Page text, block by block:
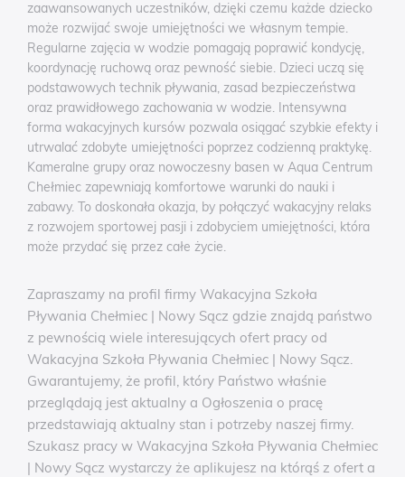
zaawansowanych uczestników, dzięki czemu każde dziecko
może rozwijać swoje umiejętności we własnym tempie.
Regularne zajęcia w wodzie pomagają poprawić kondycję,
koordynację ruchową oraz pewność siebie. Dzieci uczą się
podstawowych technik pływania, zasad bezpieczeństwa
oraz prawidłowego zachowania w wodzie. Intensywna
forma wakacyjnych kursów pozwala osiągać szybkie efekty i
utrwalać zdobyte umiejętności poprzez codzienną praktykę.
Kameralne grupy oraz nowoczesny basen w Aqua Centrum
Chełmiec zapewniają komfortowe warunki do nauki i
zabawy. To doskonała okazja, by połączyć wakacyjny relaks
z rozwojem sportowej pasji i zdobyciem umiejętności, która
może przydać się przez całe życie.
Zapraszamy na profil firmy Wakacyjna Szkoła
Pływania Chełmiec | Nowy Sącz gdzie znajdą państwo
z pewnością wiele interesujących ofert pracy od
Wakacyjna Szkoła Pływania Chełmiec | Nowy Sącz.
Gwarantujemy, że profil, który Państwo właśnie
przeglądają jest aktualny a Ogłoszenia o pracę
przedstawiają aktualny stan i potrzeby naszej firmy.
Szukasz pracy w Wakacyjna Szkoła Pływania Chełmiec
| Nowy Sącz wystarczy że aplikujesz na którąś z ofert a